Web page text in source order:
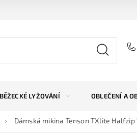
BĚŽECKÉ LYŽOVÁNÍ OBLEČENÍ A
Dámská mikina Tenson TXlite Halfzip